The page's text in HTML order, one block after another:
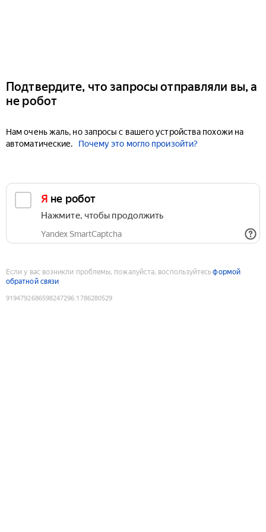
Подтвердите, что запросы отправляли вы, а
не робот
Нам очень жаль, но запросы с вашего устройства похожи на
автоматические.
Почему это могло произойти?
Я не робот
Нажмите, чтобы продолжить
Yandex SmartCaptcha
Если у вас возникли проблемы, пожалуйста, воспользуйтесьформой
обратной связи
9194792686598247296:1786280529